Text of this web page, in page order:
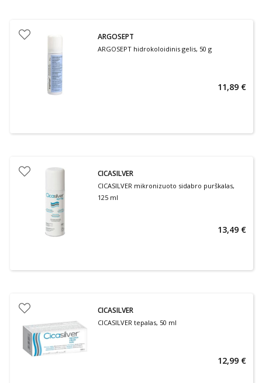
ARGOSEPT
ARGOSEPT hidrokoloidinis gelis, 50 g
11,89 €
CICASILVER
CICASILVER mikronizuoto sidabro purškalas,
125 ml
13,49 €
CICASILVER
CICASILVER tepalas, 50 ml
12,99 €